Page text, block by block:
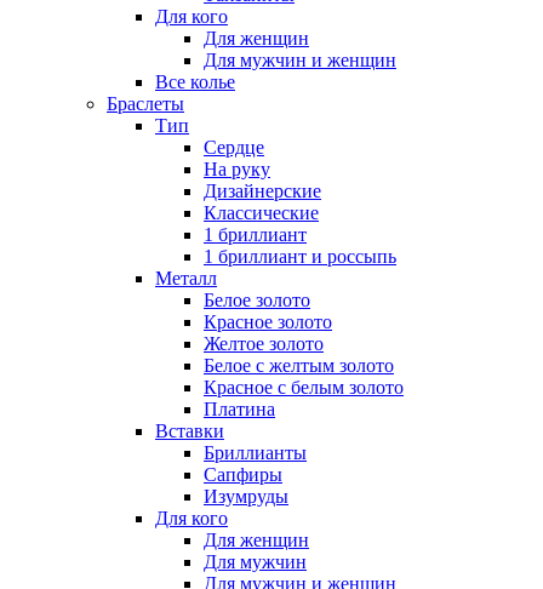
Для кого
Для женщин
Для мужчин и женщин
Все колье
Браслеты
Тип
Сердце
На руку
Дизайнерские
Классические
1 бриллиант
1 бриллиант и россыпь
Металл
Белое золото
Красное золото
Желтое золото
Белое с желтым золото
Красное с белым золото
Платина
Вставки
Бриллианты
Сапфиры
Изумруды
Для кого
Для женщин
Для мужчин
Для мужчин и женщин